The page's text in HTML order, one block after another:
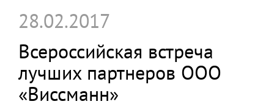
28.02.2017
Всероссийская встреча
лучших партнеров ООО
«Виссманн»